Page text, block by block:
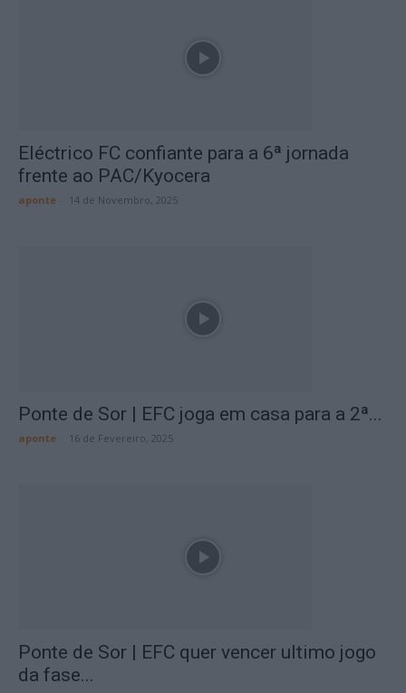
Eléctrico FC confiante para a 6ª jornada
frente ao PAC/Kyocera
aponte 14 de Novembro, 2025
Ponte de Sor | EFC joga em casa para a 2ª...
aponte 16 de Fevereiro, 2025
Ponte de Sor | EFC quer vencer ultimo jogo
da fase...